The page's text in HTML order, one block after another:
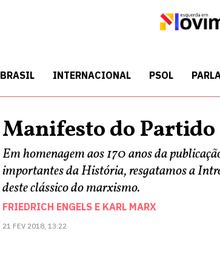
BRASIL INTERNACIONAL PSOL
Manifesto do
Em homenagem aos 170 anos da
importantes da História, resgatamos a
deste clássico do marxismo.
FRIEDRICH ENGELS E KARL MARX
21 FEV 2018, 13:22